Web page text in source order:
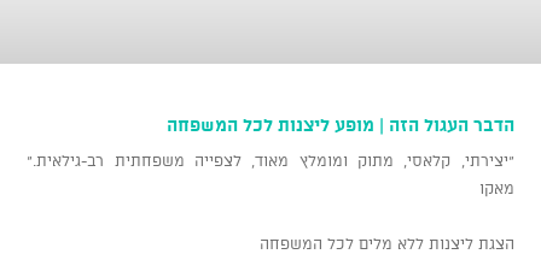
הדבר העגול הזה | מופע ליצנות לכל המשפחה
"יצירתי, קלאסי, מתוק ומומלץ מאוד, לצפייה משפחתית רב-גילאית."
מאקו
הצגת ליצנות ללא מלים לכל המשפחה